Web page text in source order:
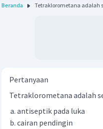
Beranda Tetraklorometana adalah
Pertanyaan
Tetraklorometana adalah
antiseptik pada luka
cairan pendingin